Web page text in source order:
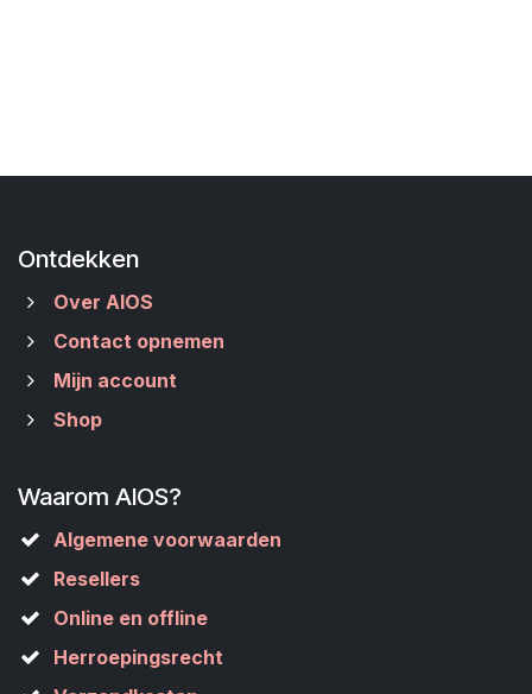
Ontdekken
Over AIOS
Contact opnemen
Mijn account
Shop
Waarom AIOS?
Algemene voorwaarden
Resellers
Online en offline
Herroepingsrecht